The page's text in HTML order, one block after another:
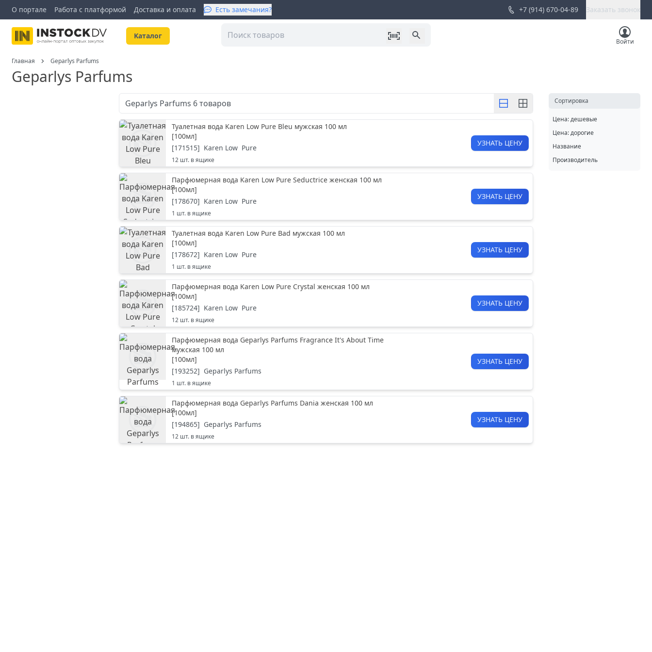
О портале Работа с платформой Доставка и оплата Есть замечания? +7 (914) 670-04-89 Заказать звонок
Kаталог
Войти
Главная Geparlys Parfums
Geparlys Parfums
Geparlys Parfums 6товаров
Туалетная вода Karen Low Pure Bleu мужская 100 мл
[100мл]
[171515] Karen Low Pure
12 шт. в ящике
УЗНАТЬ ЦЕНУ
Парфюмерная вода Karen Low Pure Seductrice женская 100 мл
[100мл]
[178670] Karen Low Pure
1 шт. в ящике
УЗНАТЬ ЦЕНУ
Туалетная вода Karen Low Pure Bad мужская 100 мл
[100мл]
[178672] Karen Low Pure
1 шт. в ящике
УЗНАТЬ ЦЕНУ
Парфюмерная вода Karen Low Pure Crystal женская 100 мл
[100мл]
[185724] Karen Low Pure
12 шт. в ящике
УЗНАТЬ ЦЕНУ
Парфюмерная вода Geparlys Parfums Fragrance It's About Time
мужская 100 мл
[100мл]
[193252] Geparlys Parfums
1 шт. в ящике
УЗНАТЬ ЦЕНУ
Парфюмерная вода Geparlys Parfums Dania женская 100 мл
[100мл]
[194865] Geparlys Parfums
12 шт. в ящике
УЗНАТЬ ЦЕНУ
Cортировка
Цена: дешевые
Цена: дорогие
Название
Производитель